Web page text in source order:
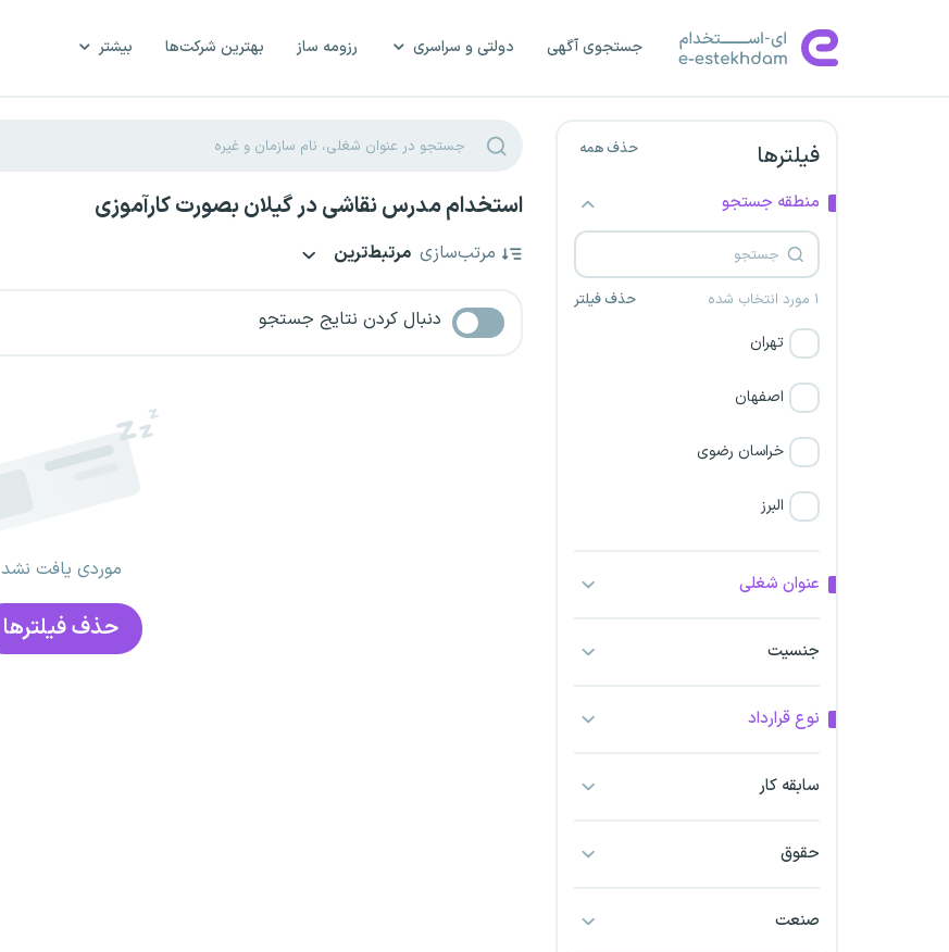
جستجوی آگهی دولتی و سراسری رزومه ساز بهترین شرکت‌ها بیشتر
فیلترها حذف همه
منطقه جستجو
۱ مورد انتخاب شده حذف فیلتر
تهران
اصفهان
خراسان رضوی
البرز
اراک
اردبیل
عنوان شغلی
جنسیت
نوع قرارداد
سابقه کار
حقوق
صنعت
استخدام مدرس نقاشی در گیلان بصورت کارآموزی
مرتب‌سازی مرتبط‌ترین
دنبال کردن نتایج جستجو
موردی یافت نشد
حذف فیلتر‌ها